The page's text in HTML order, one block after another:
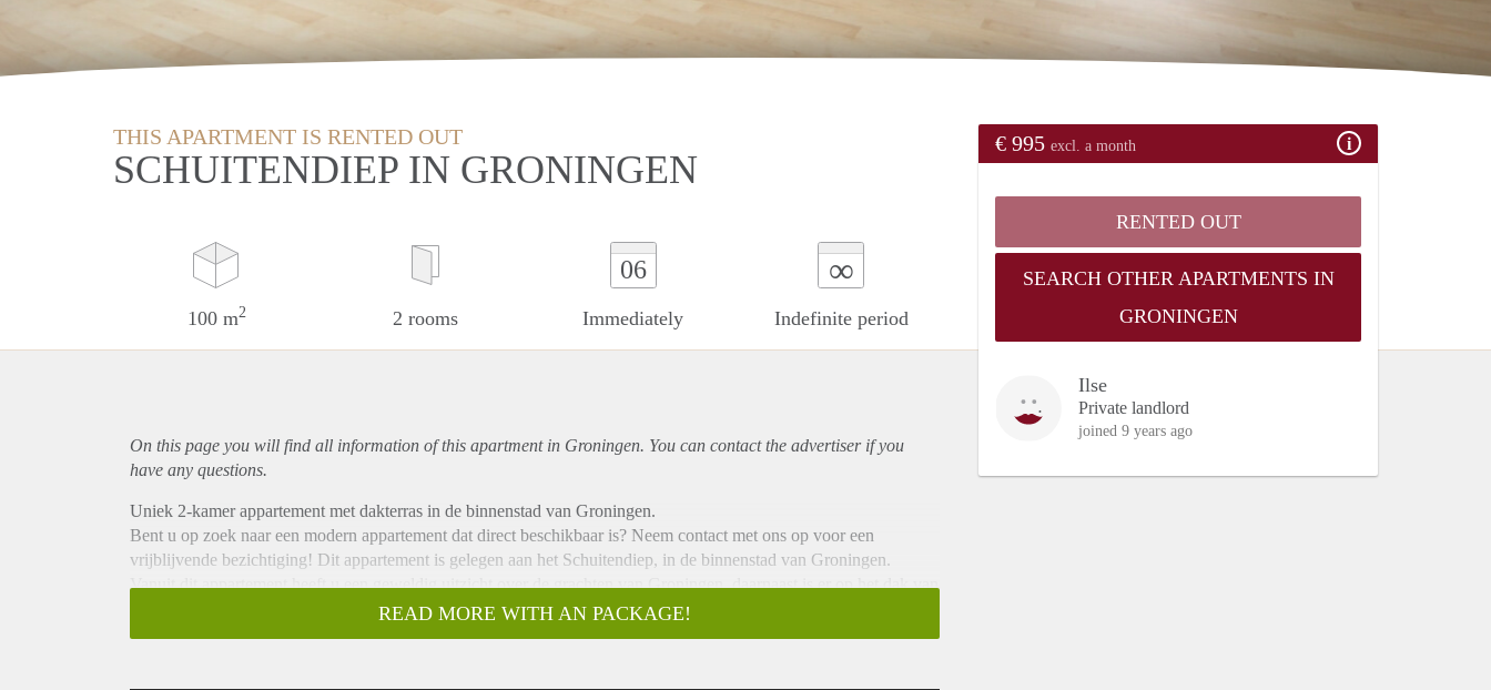
THIS APARTMENT IS RENTED OUT
SCHUITENDIEP IN GRONINGEN
100 m2 2 rooms
06
Immediately
∞
Indefinite period
€ 995 excl. a month
RENTED OUT
SEARCH OTHER APARTMENTS IN
GRONINGEN
Ilse
Private landlord
joined 9 years ago
On this page you will find all information of this apartmentin Groningen. You can contact the advertiser if you
have any questions.
Uniek 2-kamer appartement met dakterras in de binnenstad van Groningen.
Bent u op zoek naar een modern appartement dat direct beschikbaar is? Neem contact met ons op voor een
vrijblijvende bezichtiging! Dit appartement is gelegen aan het Schuitendiep, in de binnenstad van Groningen.
Vanuit dit appartement heeft u een geweldig uitzicht over de grachten van Groningen, daarnaast is er op het dak van
het pand een rustig dakterras gelegen waar u buiten kunt zitten.
Perfecte locatie voor expats!
READ MORE WITH AN PACKAGE!